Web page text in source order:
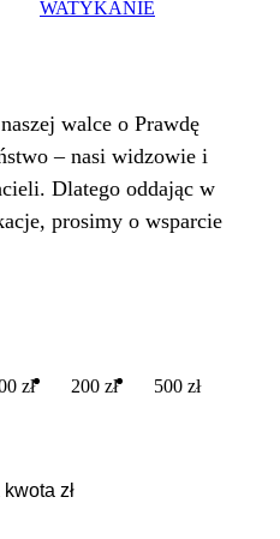
WATYKANIE
walce o Prawdę
– nasi widzowie i
Dlatego oddając w
prosimy o wsparcie
zł 200 zł 500 zł